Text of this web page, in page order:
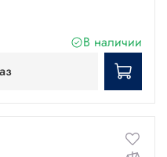
В наличии